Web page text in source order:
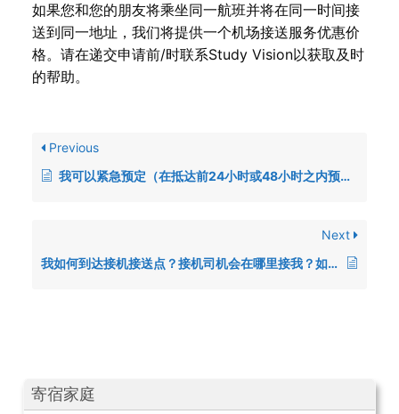
寄宿家庭
如果您和您的朋友将乘坐同一航班并将在同一时间接
送到同一地址，我们将提供一个机场接送服务优惠价
格。请在递交申请前/时联系Study Vision以获取及时
的帮助。
Previous
我可以紧急预定（在抵达前24小时或48小时之内预定）接机服务吗？该如何预定？是否会有额外费用产生？
Next
我如何到达接机接送点？接机司机会在哪里接我？如果我找不到接机司机该怎么办？